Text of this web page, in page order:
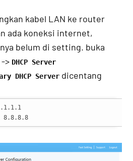
kabel LAN ke router
ada koneksi internet,
belum di setting. buka
-> DHCP Server
DHCP Server dicentang
8.8.8.8